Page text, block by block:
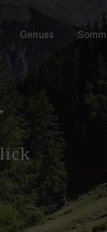
Genuss